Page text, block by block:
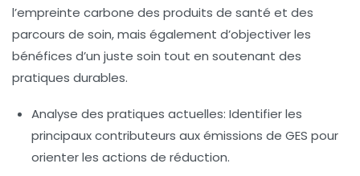
l’empreinte carbone des produits de santé et des
parcours de soin, mais également d’objectiver les
bénéfices d’un juste soin tout en soutenant des
pratiques durables.
Analyse des pratiques actuelles: Identifier les
principaux contributeurs aux émissions de GES pour
orienter les actions de réduction.